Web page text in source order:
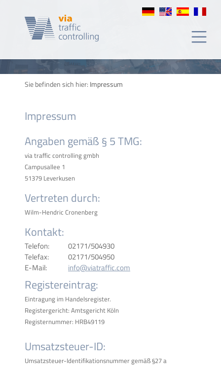
Sie befinden sich hier: Impressum
Impressum
Angaben gemäß § 5 TMG:
via traffic controlling gmbh
Campusallee 1
51379 Leverkusen
Vertreten durch:
Wilm-Hendric Cronenberg
Kontakt:
Telefon:
02171/504930
Telefax:
02171/504950
E-Mail:
info@viatraffic.com
Registereintrag:
Eintragung im Handelsregister.
Registergericht: Amtsgericht Köln
Registernummer: HRB49119
Umsatzsteuer-ID:
Umsatzsteuer-Identifikationsnummer gemäß §27 a